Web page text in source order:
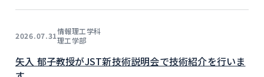
2026.07.31情報理工学科
理工学部
矢入 郁子教授がJST新技術説明会で技術紹介を行いま